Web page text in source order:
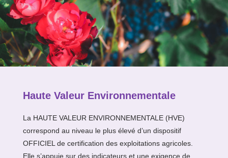
Haute Valeur Environnementale
La HAUTE VALEUR ENVIRONNEMENTALE (HVE)
correspond au niveau le plus élevé d’un dispositif
OFFICIEL de certification des exploitations agricoles.
Elle s’appuie sur des indicateurs et une exigence de